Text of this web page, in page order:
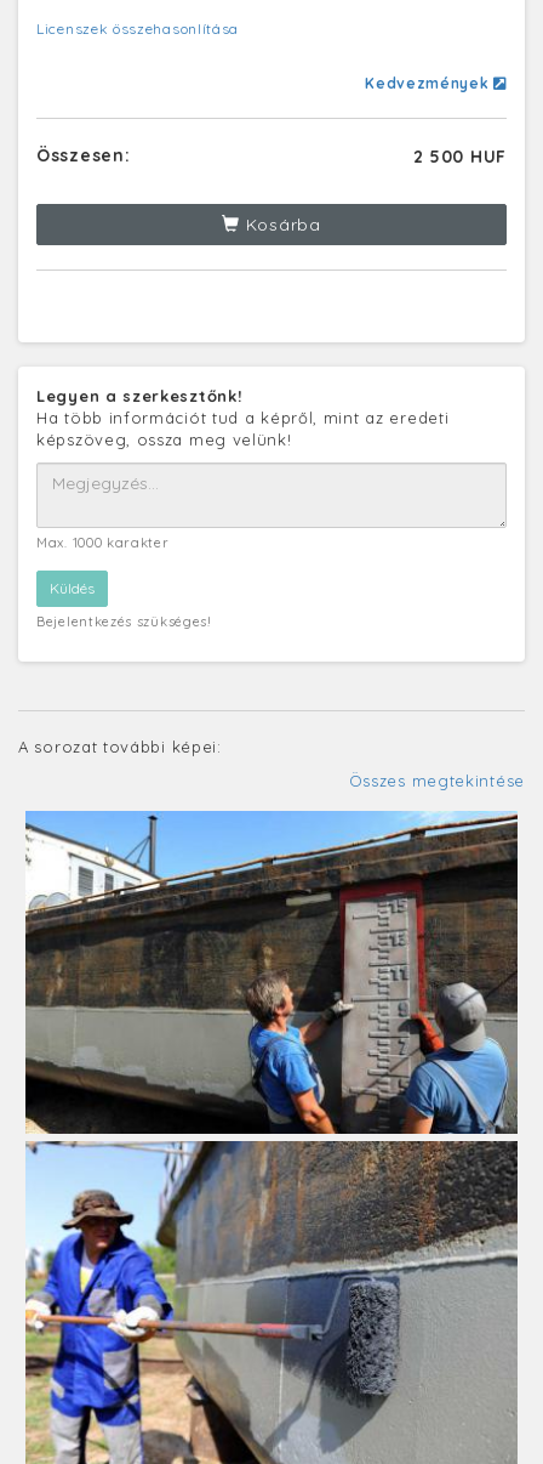
Licenszek összehasonlítása
Kedvezmények
Összesen: 2 500 HUF
Kosárba
Legyen a szerkesztőnk!
Ha több információt tud a képről, mint az eredeti
képszöveg, ossza meg velünk!
Max. 1000 karakter
Bejelentkezés szükséges!
A sorozat további képei:
Összes megtekintése